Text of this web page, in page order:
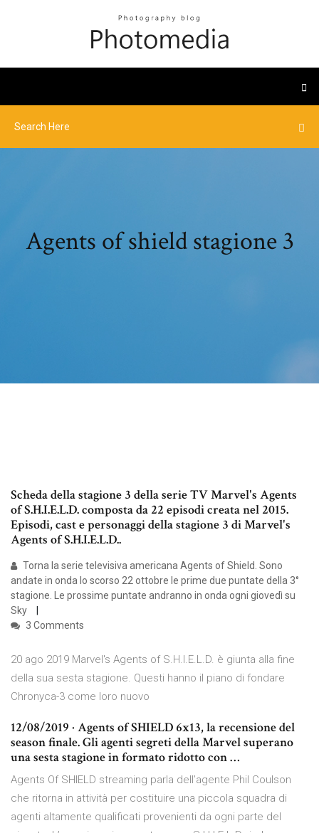
Agents of shield stagione 3
Scheda della stagione 3 della serie TV Marvel's Agents
of S.H.I.E.L.D. composta da 22 episodi creata nel 2015.
Episodi, cast e personaggi della stagione 3 di Marvel's
Agents of S.H.I.E.L.D..
Torna la serie televisiva americana Agents of Shield. Sono
andate in onda lo scorso 22 ottobre le prime due puntate della 3°
stagione. Le prossime puntate andranno in onda ogni giovedì su
Sky
3 Comments
20 ago 2019 Marvel's Agents of S.H.I.E.L.D. è giunta alla fine
della sua sesta stagione. Questi hanno il piano di fondare
Chronyca-3 come loro nuovo
12/08/2019 · Agents of SHIELD 6x13, la recensione del
season finale. Gli agenti segreti della Marvel superano
una sesta stagione in formato ridotto con …
Agents Of SHIELD streaming parla dell’agente Phil Coulson
che ritorna in attività per costituire una piccola squadra di
agenti altamente qualificati provenienti da ogni parte del